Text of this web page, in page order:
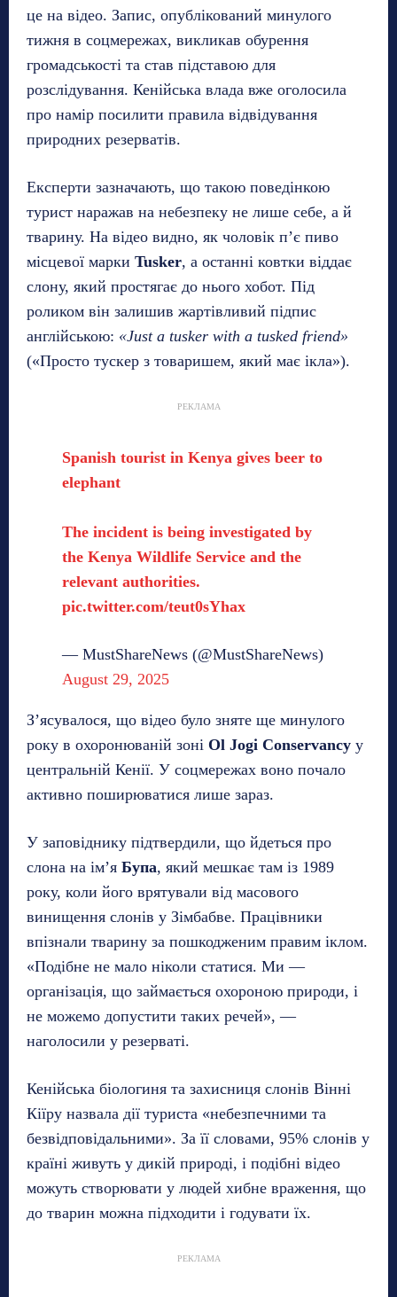
це на відео. Запис, опублікований минулого
тижня в соцмережах, викликав обурення
громадськості та став підставою для
розслідування. Кенійська влада вже оголосила
про намір посилити правила відвідування
природних резерватів.
Експерти зазначають, що такою поведінкою
турист наражав на небезпеку не лише себе, а й
тварину. На відео видно, як чоловік п’є пиво
місцевої марки Tusker, а останні ковтки віддає
слону, який простягає до нього хобот. Під
роликом він залишив жартівливий підпис
англійською: «Just a tusker with a tusked friend»
(«Просто тускер з товаришем, який має ікла»).
РЕКЛАМА
Spanish tourist in Kenya gives beer to
elephant
The incident is being investigated by
the Kenya Wildlife Service and the
relevant authorities.
pic.twitter.com/teut0sYhax
— MustShareNews (@MustShareNews)
August 29, 2025
З’ясувалося, що відео було зняте ще минулого
року в охоронюваній зоні Ol Jogi Conservancy у
центральній Кенії. У соцмережах воно почало
активно поширюватися лише зараз.
У заповіднику підтвердили, що йдеться про
слона на ім’я Бупа, який мешкає там із 1989
року, коли його врятували від масового
винищення слонів у Зімбабве. Працівники
впізнали тварину за пошкодженим правим іклом.
«Подібне не мало ніколи статися. Ми —
організація, що займається охороною природи, і
не можемо допустити таких речей», —
наголосили у резерваті.
Кенійська біологиня та захисниця слонів Вінні
Кіїру назвала дії туриста «небезпечними та
безвідповідальними». За її словами, 95% слонів у
країні живуть у дикій природі, і подібні відео
можуть створювати у людей хибне враження, що
до тварин можна підходити і годувати їх.
РЕКЛАМА